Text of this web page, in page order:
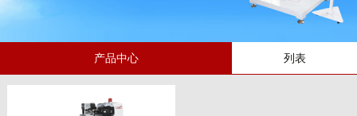
产品中心 列表